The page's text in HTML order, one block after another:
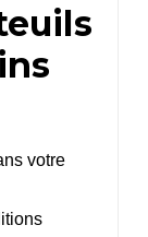
votre